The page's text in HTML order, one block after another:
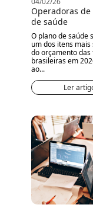
Operadoras de
de saúde
O plano de saúde
um dos itens mais
do orçamento
brasileiras em
ao...
Ler